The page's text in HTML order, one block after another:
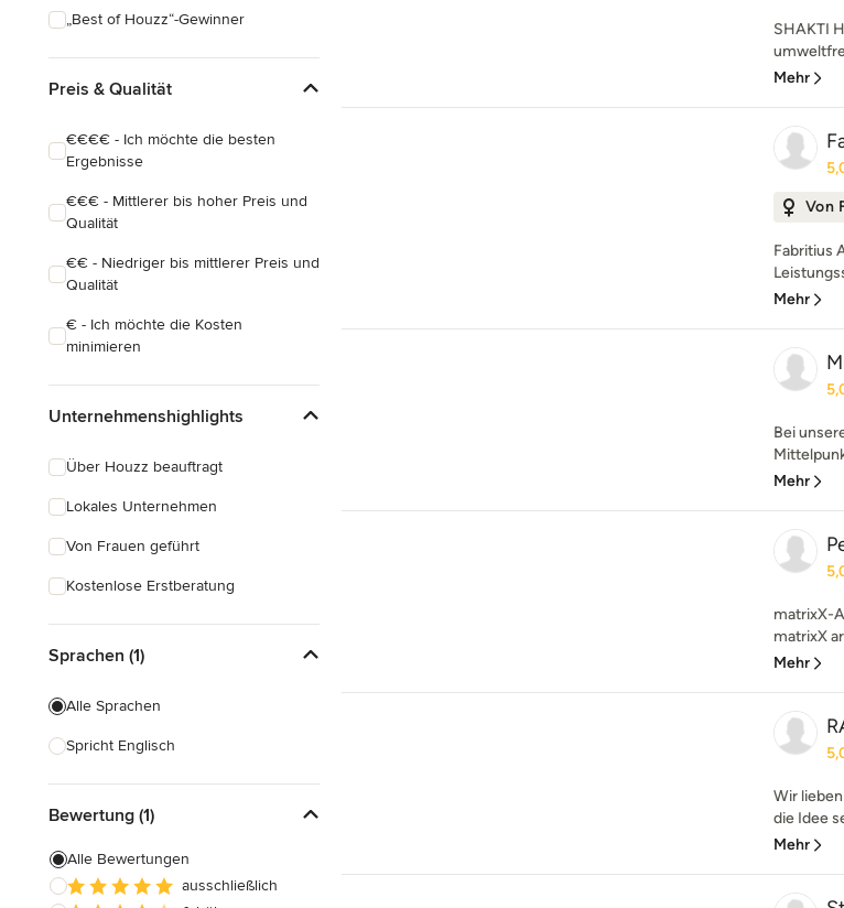
„Best of Houzz“-Gewinner
Preis & Qualität
€€€€ - Ich möchte die besten
Ergebnisse
€€€ - Mittlerer bis hoher Preis und
Qualität
€€ - Niedriger bis mittlerer Preis und
Qualität
€ - Ich möchte die Kosten
minimieren
Unternehmenshighlights
Über Houzz beauftragt
Lokales Unternehmen
Von Frauen geführt
Kostenlose Erstberatung
Sprachen (1)
Alle Sprachen
Spricht Englisch
Bewertung (1)
Alle Bewertungen
ausschließlich
SHAKTI
Mehr
Von
Fabritius
Mehr
Bei
Mehr
matrixX-
matrixX
Mehr
Wir
die Idee
Mehr